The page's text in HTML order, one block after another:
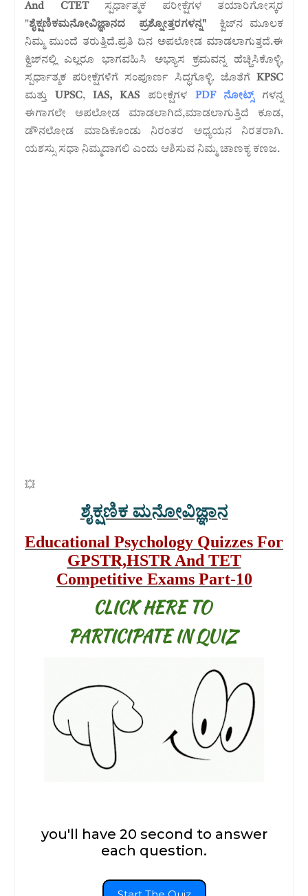
And CTET ಸ್ಪರ್ಧಾತ್ಮಕ ಪರೀಕ್ಷೆಗಳ ತಯಾರಿಗೋಸ್ಕರ
"ಶೈಕ್ಷಣಿಕಮನೋವಿಜ್ಞಾನದ ಪ್ರಶ್ನೋತ್ತರಗಳನ್ನ"ಕ್ವಿಜ್‌ನ ಮೂಲಕ
ನಿಮ್ಮ ಮುಂದೆ ತರುತ್ತಿದೆ.ಪ್ರತಿ ದಿನ ಅಪಲೋಡ ಮಾಡಲಾಗುತ್ತದೆ.ಈ
ಕ್ವಿಜ್‌ನಲ್ಲಿ ಎಲ್ಲರೂ ಭಾಗವಹಿಸಿ ಅಭ್ಯಾಸ ಕ್ರಮವನ್ನ ಹೆಚ್ಚಿಸಿಕೊಳ್ಳಿ,
ಸ್ಪರ್ಧಾತ್ಮಕ ಪರೀಕ್ಷೆಗಳಿಗೆ ಸಂಪೂರ್ಣ ಸಿದ್ಧಗೊಳ್ಳಿ. ಜೊತೆಗೆ KPSC
ಮತ್ತು UPSC,IAS, KAS ಪರೀಕ್ಷೆಗಳ PDF ನೋಟ್ಸ್ಗಳನ್ನ
ಈಗಾಗಲೇ ಅಪಲೋಡ ಮಾಡಲಾಗಿದೆ,ಮಾಡಲಾಗುತ್ತಿದೆ ಕೂಡ,
ಡೌನಲೋಡ ಮಾಡಿಕೊಂಡು ನಿರಂತರ ಅಧ್ಯಯನ ನಿರತರಾಗಿ.
ಯಶಸ್ಸು ಸಧಾ ನಿಮ್ಮದಾಗಲಿ ಎಂದು ಆಶಿಸುವ ನಿಮ್ಮ ಚಾಣಕ್ಯ ಕಣಜ.
💥
ಶೈಕ್ಷಣಿಕ ಮನೋವಿಜ್ಞಾನ
Educational Psychology Quizzes For
GPSTR,HSTR And TET
Competitive Exams Part-10
CLICK HERE TO
PARTICIPATE IN QUIZ
you'll have 20 second to answer
each question.